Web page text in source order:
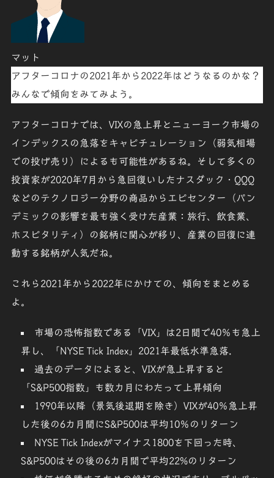
マット
アフターコロナ の2021年から 2022年はどうなるのかな？
みんなで傾向をみてみよう。
アフターコロナでは、VIXの急上昇とニューヨーク市場の
インデックスの急落を キャピチュレーション（弱気相場
での投げ売り）
によるも可能性があるね。そして多くの
投資家が2020年7月から急回復いした ナスダック・QQQ
などのテクノロジー分野の商品からエピセンター（ パン
デミックの影響を最も強く受けた産業 ： 旅行、飲食業、
ホスピタリティ ）の銘柄に関心が移り、産業の回復に連
動する銘柄が人気だね。
これら2021年から2022年にかけての、傾向をまとめる
よ。
市場の恐怖指数である「VIX」は2日間で40％も急上
昇し、「NYSE Tick Index」2021年最低水準急落.
過去のデータによると、VIXが急上昇すると
「S&P500指数」も数カ月にわたって上昇傾向
1990年以降（景気後退期を除き）VIXが40％急上昇
した後の6カ月間にS&P500は平均10％のリターン
NYSE Tick Indexがマイナス1800を下回った時、
S&P500はその後の6カ月間で平均22%のリターン